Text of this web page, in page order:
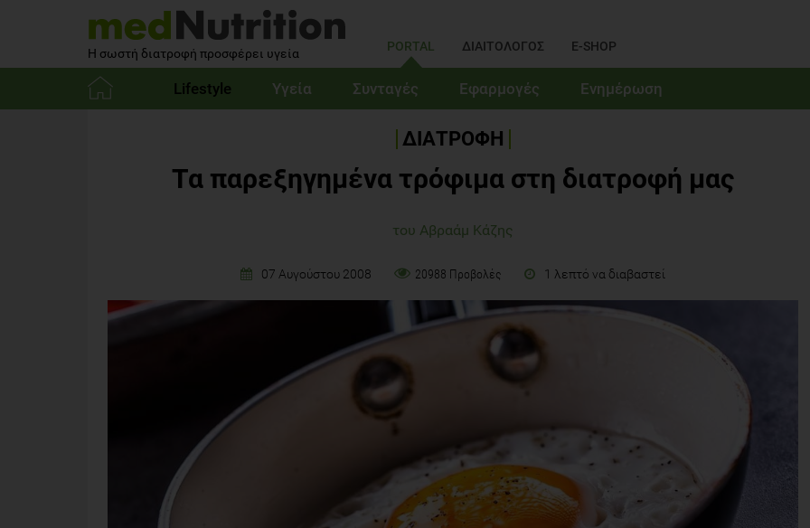
Η σωστή διατροφή προσφέρει υγεία PORTAL ΔΙΑΙΤΟΛΟΓΟΣ E-SHOP
Lifestyle Υγεία Συνταγές Εφαρμογές Ενημέρωση
ΔΙΑΤΡΟΦΗ
Τα παρεξηγημένα τρόφιμα στη διατροφή μας
του Αβραάμ Κάζης
07 Αυγούστου 2008 20988 Προβολές 1 λεπτό να διαβαστεί